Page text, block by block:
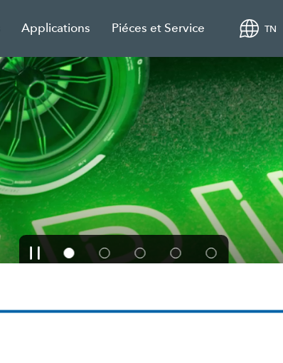
Applications Piéces et Service TN